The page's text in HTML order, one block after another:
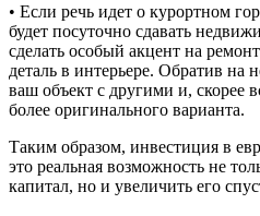
• Если речь идет о курортном
будет посуточно сдавать
сделать особый акцент на
деталь в интерьере. Обратив на
ваш объект с другими и, скорее
более оригинального варианта.
Таким образом, инвестиция в
это реальная возможность не
капитал, но и увеличить его